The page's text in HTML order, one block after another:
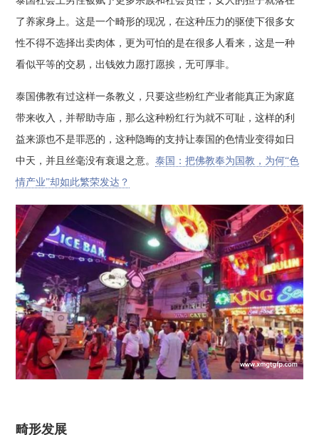
了养家身上。这是一个畸形的现况，在这种压力的驱使下很多女
性不得不选择出卖肉体，更为可怕的是在很多人看来，这是一种
看似平等的交易，出钱效力愿打愿挨，无可厚非。
泰国佛教有过这样一条教义，只要这些粉红产业者能真正为家庭
带来收入，并帮助寺庙，那么这种粉红行为就不可耻，这样的利
益来源也不是罪恶的，这种隐晦的支持让泰国的色情业变得如日
中天，并且丝毫没有衰退之意。泰国：把佛教奉为国教，为何“色
情产业”却如此繁荣发达？
畸形发展